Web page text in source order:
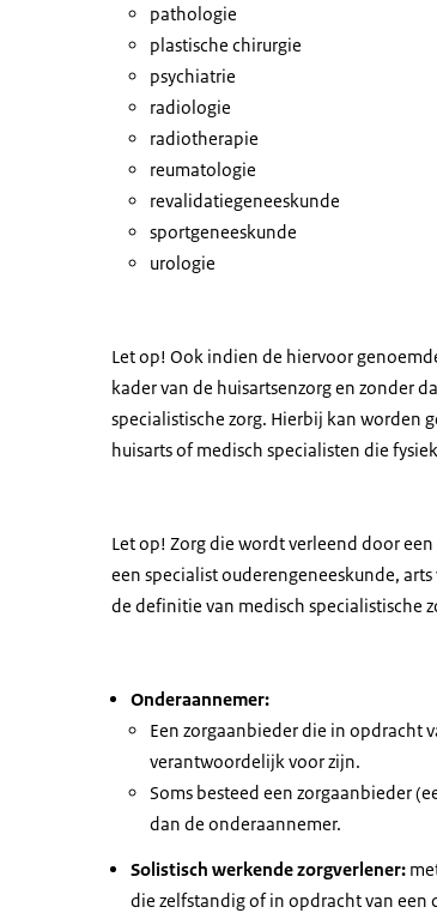
pathologie
plastische chirurgie
psychiatrie
radiologie
radiotherapie
reumatologie
revalidatiegeneeskunde
sportgeneeskunde
urologie
Let op! Ook indien de hiervoor
kader van de huisartsenzorg en zonder
specialistische zorg. Hierbij kan worden
huisarts of medisch specialisten die
Let op! Zorg die wordt verleend door
een specialist ouderengeneeskunde,
de definitie van medisch specialistische
Onderaannemer:
Een zorgaanbieder die in opdracht
verantwoordelijk voor zijn.
Soms besteed een zorgaanbieder
dan de onderaannemer.
Solistisch werkende zorgverlener:
die zelfstandig of in opdracht van een